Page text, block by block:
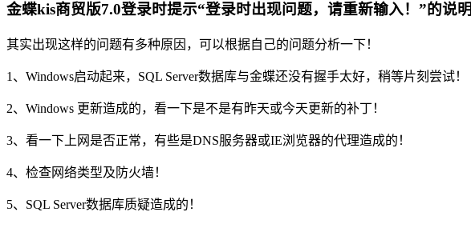
金蝶kis商贸版7.0登录时提示“登录时出现问题，请重新输入！”的说明
其实出现这样的问题有多种原因，可以根据自己的问题分析一下！
1、Windows启动起来，SQL Server数据库与金蝶还没有握手太好，稍等片刻尝试！
2、Windows 更新造成的，看一下是不是有昨天或今天更新的补丁！
3、看一下上网是否正常，有些是DNS服务器或IE浏览器的代理造成的！
4、检查网络类型及防火墙！
5、SQL Server数据库质疑造成的！